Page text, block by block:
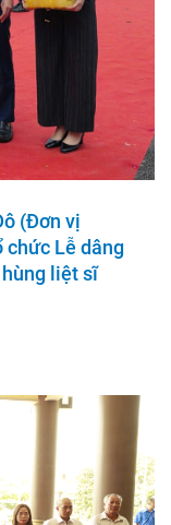
(Đơn vị
chức Lễ dâng
hùng liệt sĩ